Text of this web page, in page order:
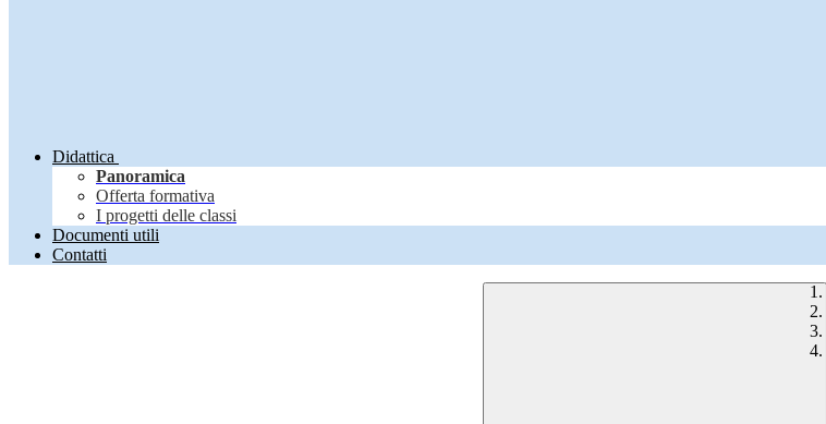
Didattica
Panoramica
Offerta formativa
I progetti delle classi
Documenti utili
Contatti